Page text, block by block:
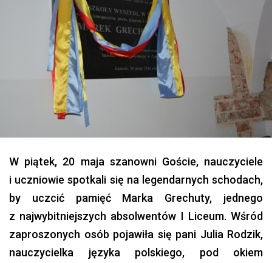
W piątek, 20 maja szanowni Goście, nauczyciele
i uczniowie spotkali się na legendarnych schodach,
by uczcić pamięć Marka Grechuty, jednego
z najwybitniejszych absolwentów I Liceum. Wśród
zaproszonych osób pojawiła się pani Julia Rodzik,
nauczycielka języka polskiego, pod okiem